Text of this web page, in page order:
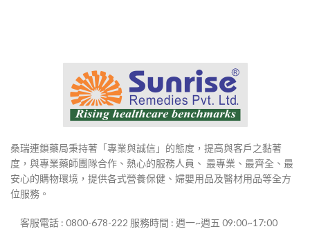
桑瑞連鎖藥局秉持著「專業與誠信」的態度，提高與客戶之黏著
度，與專業藥師團隊合作、熱心的服務人員、 最專業、最齊全、最
安心的購物環境，提供各式營養保健、婦嬰用品及醫材用品等全方
位服務。
客服電話 : 0800-678-222 服務時間 : 週一~週五 09:00~17:00